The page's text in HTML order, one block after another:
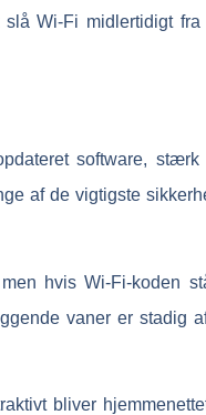
Wi-Fi midlertidigt
software, stærk
af de vigtigste
hvis Wi-Fi-koden
vaner er stadig
bliver